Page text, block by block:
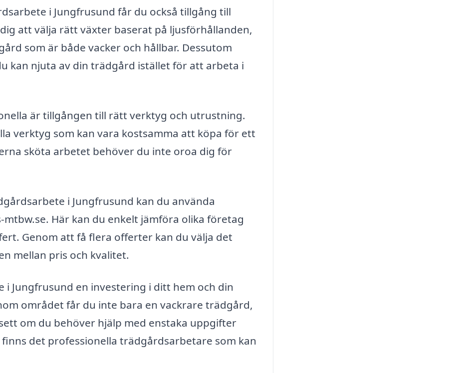
i Jungfrusund får du också tillgång till
att välja rätt växter baserat på ljusförhållanden,
som är både vacker och hållbar. Dessutom
kan njuta av din trädgård istället för att arbeta i
är tillgången till rätt verktyg och utrustning.
verktyg som kan vara kostsamma att köpa för ett
sköta arbetet behöver du inte oroa dig för
i Jungfrusund kan du använda
Här kan du enkelt jämföra olika företag
Genom att få flera offerter kan du välja det
mellan pris och kvalitet.
Jungfrusund en investering i ditt hem och din
området får du inte bara en vackrare trädgård,
om du behöver hjälp med enstaka uppgifter
det professionella trädgårdsarbetare som kan